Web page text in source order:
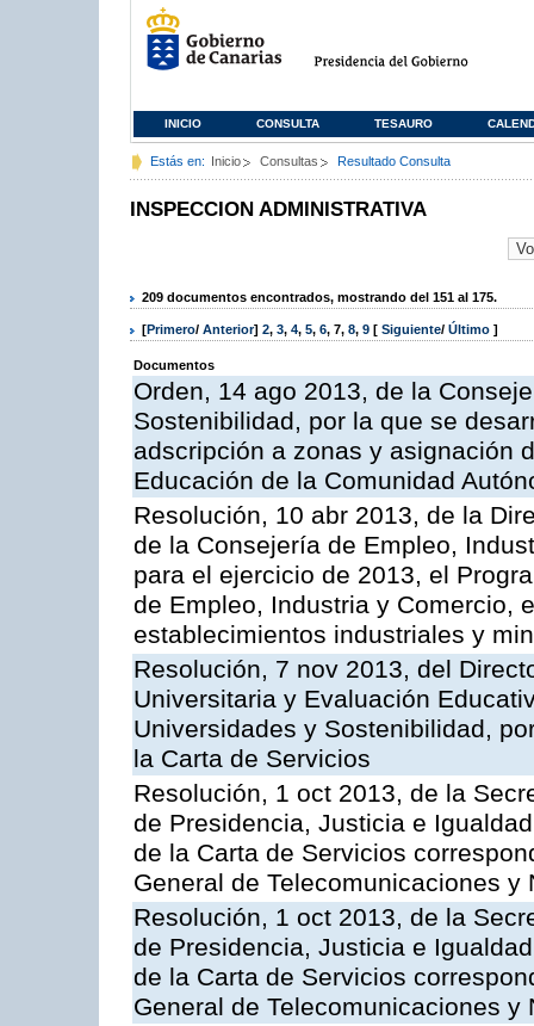
INICIO CONSULTA TESAURO
Estás en: Inicio Consultas Resultado Consulta
INSPECCION ADMINISTRATIVA
209 documentos encontrados, mostrando del 151 al 175.
[Primero/ Anterior] 2, 3, 4, 5, 6, 7, 8, 9 [ Siguiente/ Último ]
Documentos
Orden, 14 ago 2013, de la
Sostenibilidad, por la que se
adscripción a zonas y asignación
Educación de la Comunidad
Resolución, 10 abr 2013, de la
de la Consejería de Empleo,
para el ejercicio de 2013, el
de Empleo, Industria y Comercio,
establecimientos industriales y
Resolución, 7 nov 2013, del
Universitaria y Evaluación
Universidades y Sostenibilidad,
la Carta de Servicios
Resolución, 1 oct 2013, de la
de Presidencia, Justicia e
de la Carta de Servicios
General de Telecomunicaciones y
Resolución, 1 oct 2013, de la
de Presidencia, Justicia e
de la Carta de Servicios
General de Telecomunicaciones y